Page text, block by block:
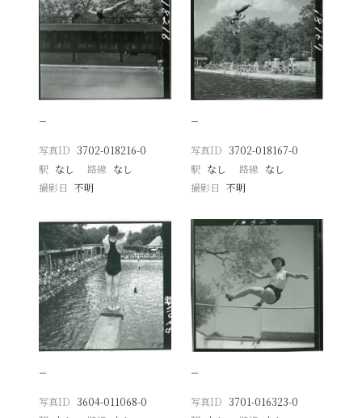
−
写真ID 3702-018216-0
駅 なし 路線 なし
撮影日
不明
−
写真ID 3702-018167-0
駅 なし 路線 なし
撮影日 不明
−
写真ID 3604-011068-0
−
写真ID 3701-016323-0